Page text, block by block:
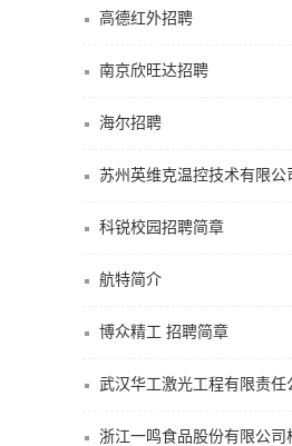
高德红外招聘
南京欣旺达招聘
海尔招聘
苏州英维克温控技术有限公
科锐校园招聘简章
航特简介
博众精工 招聘简章
武汉华工激光工程有限责任
浙江一鸣食品股份有限公司